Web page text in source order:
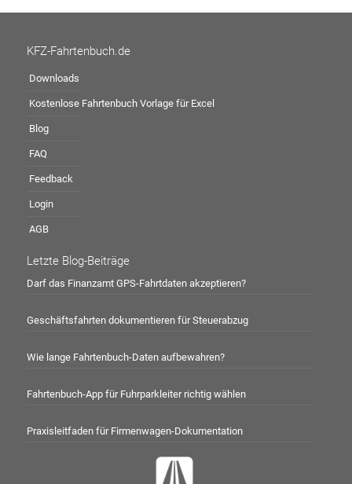
KFZ-Fahrtenbuch.de
Downloads
Kostenlose Fahrtenbuch Vorlage für Excel
Blog
FAQ
Feedback
Login
AGB
Letzte Blog-Beiträge
Darf das Finanzamt GPS-Fahrtdaten akzeptieren?
Geschäftsfahrten dokumentieren für Steuerabzug
Wie lange Fahrtenbuch-Daten aufbewahren?
Fahrtenbuch-App für Fuhrparkleiter richtig wählen
Praxisleitfaden für Firmenwagen-Dokumentation